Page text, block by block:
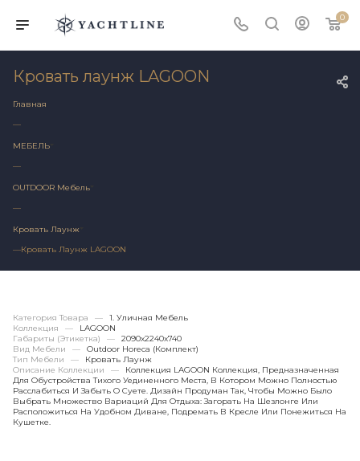
0
Кровать лаунж LAGOON
Главная
—
МЕБЕЛЬ
—
OUTDOOR Мебель
—
Кровать Лаунж
—Кровать Лаунж LAGOON
Категория Товара —
1. Уличная Мебель
Коллекция
—
LAGOON
Габариты (этикетка)
—
2090х2240x740
Вид Мебели
—
Outdoor Horeca (Комплект)
Тип Мебели
—
Кровать Лаунж
Описание Коллекции
—
Коллекция LAGOON Коллекция, Предназначенная
Для Обустройства Тихого Уединенного Места, В Котором Можно Полностью
Расслабиться И Забыть О Суете. Дизайн Продуман Так, Чтобы Можно Было
Выбрать Множество Вариаций Для Отдыха: Загорать На Шезлонге Или
Расположиться На Удобном Диване, Подремать В Кресле Или Понежиться На
Кушетке.